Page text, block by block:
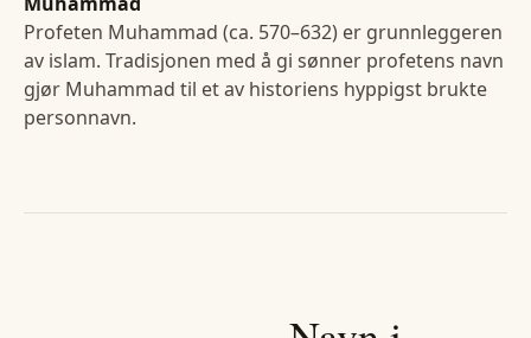
Profeten Muhammad (ca. 570–632) er grunnleggeren
av islam. Tradisjonen med å gi sønner profetens navn
gjør Muhammad til et av historiens hyppigst brukte
personnavn.